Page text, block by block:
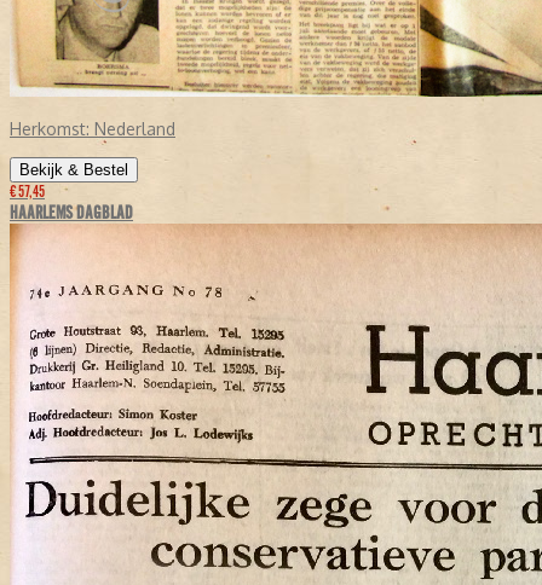
Herkomst: Nederland
Bekijk & Bestel
€ 57,45
HAARLEMS DAGBLAD